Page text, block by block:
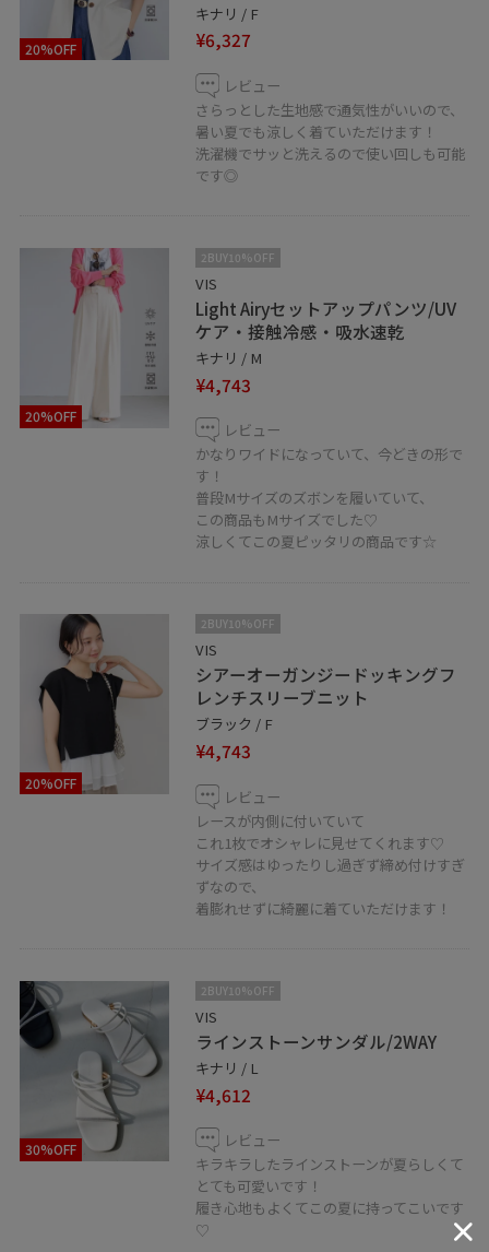
20%OFF
キナリ / F
¥6,327
レビュー
さらっとした生地感で通気性がいいので、
暑い夏でも涼しく着ていただけます！
洗濯機でサッと洗えるので使い回しも可能
です◎
20%OFF
2BUY10%OFF
VIS
Light Airyセットアップパンツ/UV
ケア・接触冷感・吸水速乾
キナリ / M
¥4,743
レビュー
かなりワイドになっていて、今どきの形で
す！
普段Mサイズのズボンを履いていて、
この商品もMサイズでした♡
涼しくてこの夏ピッタリの商品です☆
20%OFF
2BUY10%OFF
VIS
シアーオーガンジードッキングフ
レンチスリーブニット
ブラック / F
¥4,743
レビュー
レースが内側に付いていて
これ1枚でオシャレに見せてくれます♡
サイズ感はゆったりし過ぎず締め付けすぎ
ずなので、
着膨れせずに綺麗に着ていただけます！
30%OFF
2BUY10%OFF
VIS
ラインストーンサンダル/2WAY
キナリ / L
¥4,612
レビュー
キラキラしたラインストーンが夏らしくて
とても可愛いです！
履き心地もよくてこの夏に持ってこいです
♡